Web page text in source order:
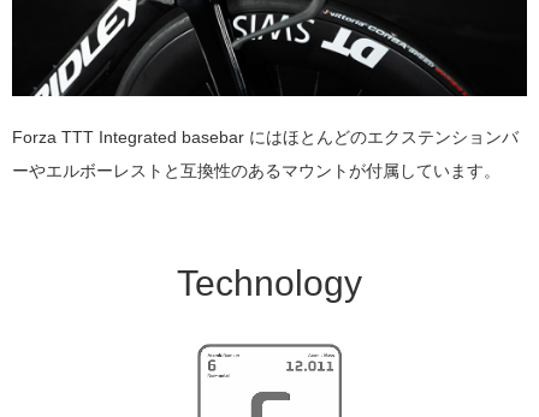
Forza TTT Integrated basebar にはほとんどのエクステンションバ
ーやエルボーレストと互換性のあるマウントが付属しています。
Technology